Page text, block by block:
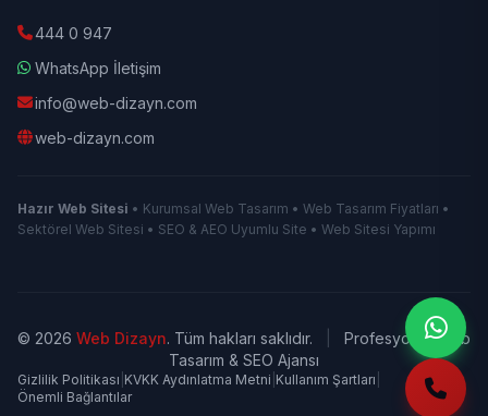
444 0 947
WhatsApp İletişim
info@web-dizayn.com
web-dizayn.com
Hazır Web Sitesi • Kurumsal Web Tasarım • Web Tasarım Fiyatları •
Sektörel Web Sitesi • SEO & AEO Uyumlu Site • Web Sitesi Yapımı
© 2026 Web Dizayn. Tüm hakları saklıdır.
Profesyonel Web
Tasarım & SEO Ajansı
Gizlilik Politikası KVKK Aydınlatma Metni Kullanım Şartları
Önemli Bağlantılar